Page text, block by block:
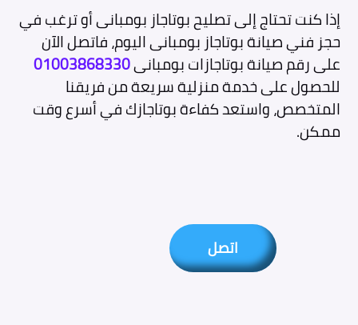
إذا كنت تحتاج إلى تصليح بوتاجاز بومبانى أو ترغب في
حجز فني صيانة بوتاجاز بومبانى اليوم، فاتصل الآن
على رقم صيانة بوتاجازات بومبانى01003868330
للحصول على خدمة منزلية سريعة من فريقنا
المتخصص، واستعد كفاءة بوتاجازك في أسرع وقت
ممكن.
اتصل